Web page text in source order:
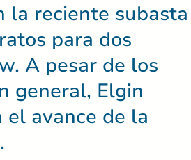
la reciente subasta
para dos
A pesar de los
general, Elgin
el avance de la